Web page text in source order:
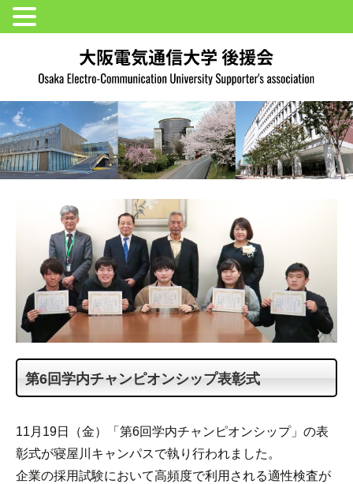
第6回学内チャンピオンシップ表彰式
11月19日（金）「第6回学内チャンピオンシップ」の表
彰式が寝屋川キャンパスで執り行われました。
企業の採用試験において高頻度で利用される適性検査が